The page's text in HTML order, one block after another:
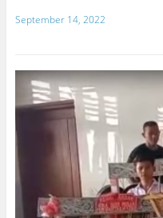
September 14, 2022